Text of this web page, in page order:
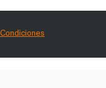
Condiciones